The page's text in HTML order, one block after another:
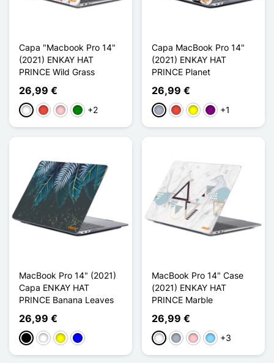
Capa "Macbook Pro 14"
(2021) ENKAY HAT
PRINCE Wild Grass
26,99 €
BrancoVermelho
RosaVerde
+2
Capa MacBook Pro 14"
(2021) ENKAY HAT
PRINCE Planet
26,99 €
CinzentoVermelho
AmareloPúrpura
+1
MacBook Pro 14" (2021)
Capa ENKAY HAT
PRINCE Banana Leaves
26,99 €
PretoBrancoAmarelo
Azul
MacBook Pro 14" Case
(2021) ENKAY HAT
PRINCE Marble
26,99 €
BrancoCinzento
RosaAzul Claro
+3